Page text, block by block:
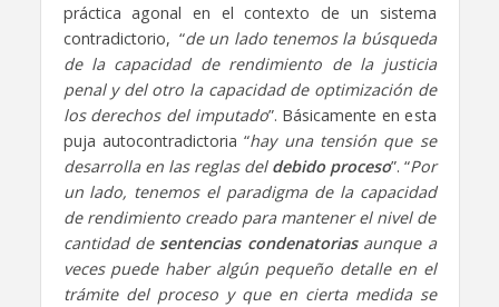
práctica agonal en el contexto de un sistema
contradictorio, “de un lado tenemos la búsqueda
de la capacidad de rendimiento de la justicia
penal y del otro la capacidad de optimización de
los derechos del imputado”. Básicamente en esta
puja autocontradictoria “hay una tensión que se
desarrolla en las reglas del debido proceso”. “Por
un lado, tenemos el paradigma de la capacidad
de rendimiento creado para mantener el nivel de
cantidad de sentencias condenatoriasaunque a
veces puede haber algún pequeño detalle en el
trámite del proceso y que en cierta medida se